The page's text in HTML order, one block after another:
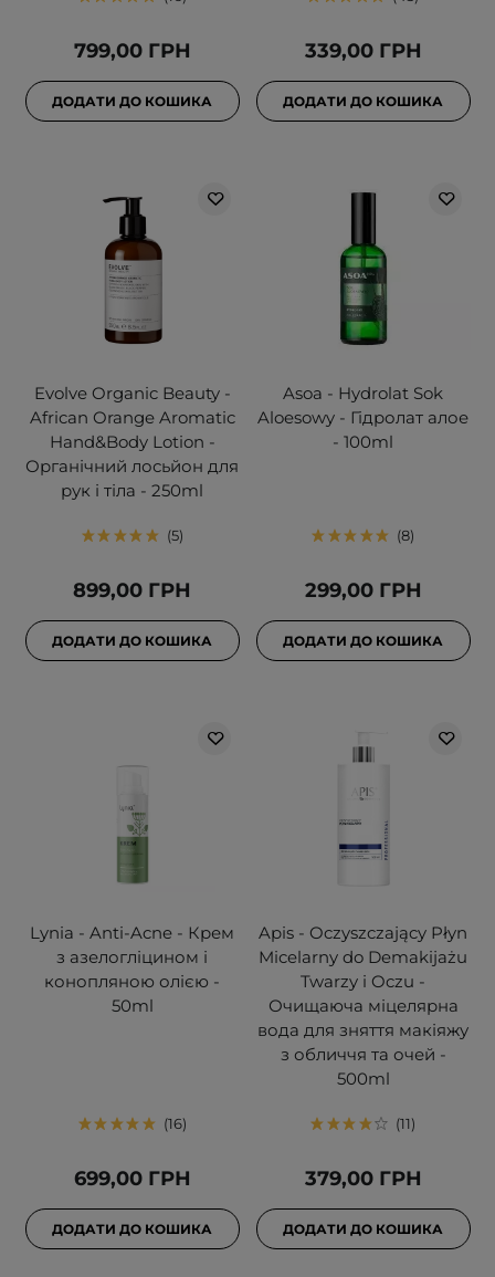
799,00 ГРН
ДОДАТИ ДО КОШИКА
339,00 ГРН
ДОДАТИ ДО КОШИКА
Evolve Organic Beauty -
African Orange Aromatic
Hand&Body Lotion -
Органічний лосьйон для
рук і тіла - 250ml
5
899,00 ГРН
ДОДАТИ ДО КОШИКА
Asoa - Hydrolat Sok
Aloesowy - Гідролат алое
- 100ml
8
299,00 ГРН
ДОДАТИ ДО КОШИКА
Lynia - Anti-Acne - Крем
з азелогліцином і
конопляною олією -
50ml
16
699,00 ГРН
ДОДАТИ ДО КОШИКА
Apis - Oczyszczający Płyn
Micelarny do Demakijażu
Twarzy i Oczu -
Очищаюча міцелярна
вода для зняття макіяжу
з обличчя та очей -
500ml
11
379,00 ГРН
ДОДАТИ ДО КОШИКА